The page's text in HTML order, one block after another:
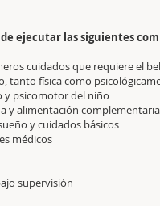
ejecutar las siguientes
cuidados que requiere el
tanto física como
y psicomotor del niño
y alimentación complementaria
y cuidados básicos
médicos
supervisión